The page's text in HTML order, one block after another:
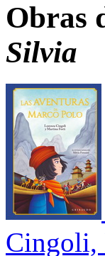
Obras
Silvia
Cingoli,